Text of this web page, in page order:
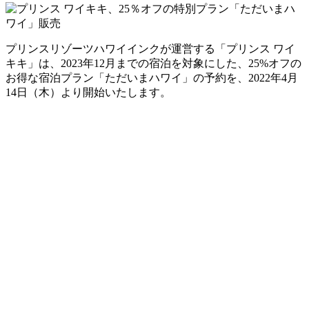
プリンスリゾーツハワイインクが運営する「プリンス ワイ
キキ」は、2023年12月までの宿泊を対象にした、25%オフの
お得な宿泊プラン「ただいまハワイ」の予約を、2022年4月
14日（木）より開始いたします。